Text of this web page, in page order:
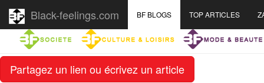
Partagez un lien ou écrivez un article
Black-feelings.com BF BLOGS TOP ARTICLES